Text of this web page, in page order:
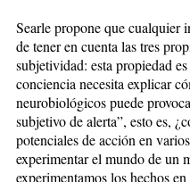
Searle propone que cualquier
de tener en cuenta las tres
subjetividad: esta propiedad
conciencia necesita explicar
neurobiológicos puede
subjetivo de alerta”, esto es,
potenciales de acción en
experimentar el mundo de un
experimentamos los hechos